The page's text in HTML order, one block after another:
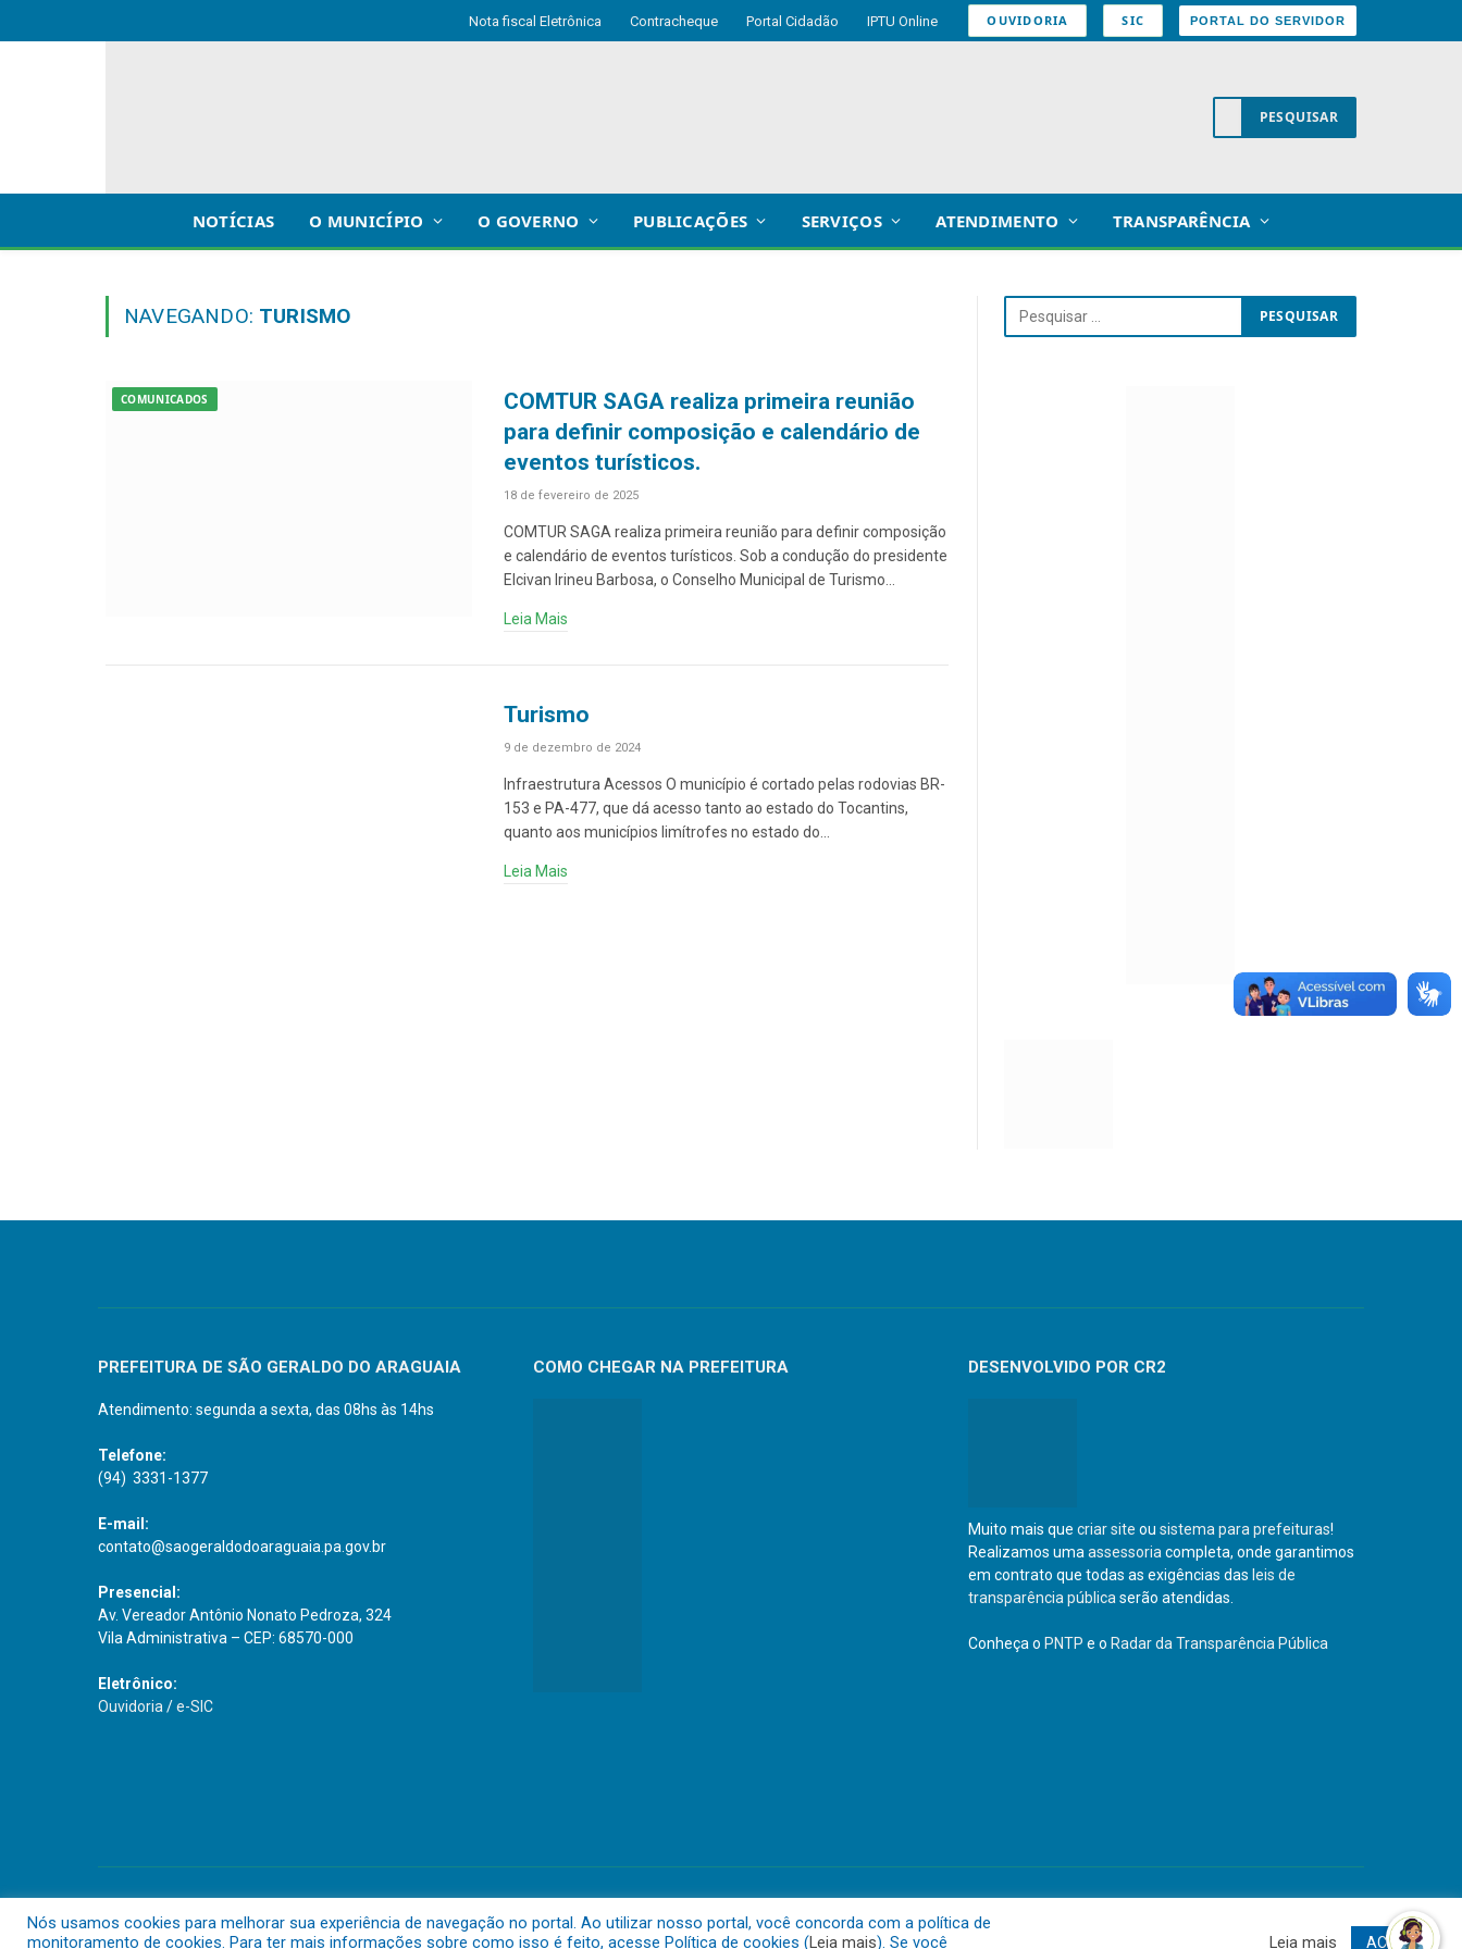
Nota fiscal Eletrônica Contracheque Portal Cidadão IPTU Online OUVIDORIA SIC PORTAL DO SERVIDOR
NOTÍCIAS O MUNICÍPIO O GOVERNO PUBLICAÇÕES SERVIÇOS ATENDIMENTO TRANSPARÊNCIA
NAVEGANDO: TURISMO
COMUNICADOS
COMTUR SAGA realiza primeira reunião
para definir composição e calendário de
eventos turísticos.
18 de fevereiro de 2025
COMTUR SAGA realiza primeira reunião para definir composição
e calendário de eventos turísticos. Sob a condução do presidente
Elcivan Irineu Barbosa, o Conselho Municipal de Turismo…
Leia Mais
Turismo
9 de dezembro de 2024
Infraestrutura Acessos O município é cortado pelas rodovias BR-
153 e PA-477, que dá acesso tanto ao estado do Tocantins,
quanto aos municípios limítrofes no estado do…
Leia Mais
PREFEITURA DE SÃO GERALDO DO ARAGUAIA
Atendimento: segunda a sexta, das 08hs às 14hs
Telefone:
(94) 3331-1377
E-mail:
contato@saogeraldodoaraguaia.pa.gov.br
Presencial:
Av. Vereador Antônio Nonato Pedroza, 324
Vila Administrativa – CEP: 68570-000
Eletrônico:
Ouvidoria /e-SIC
COMO CHEGAR NA PREFEITURA DESENVOLVIDO POR CR2
Muito mais que criar site ou sistema para prefeituras!
Realizamos uma assessoria completa, onde garantimos
em contrato que todas as exigências das leis de
transparência pública serão atendidas.
Conheça o PNTP e o Radar da Transparência Pública
Nós usamos cookies para melhorar sua experiência de navegação no portal. Ao utilizar nosso portal, você concorda com a política de
monitoramento de cookies. Para ter mais informações sobre como isso é feito, acesse Política de cookies (Leia mais). Se você Leia mais ACEITO